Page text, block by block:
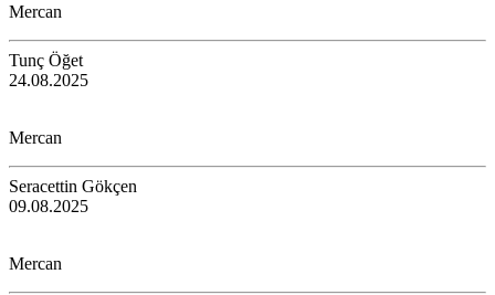
Mercan
Tunç Öğet
24.08.2025
Mercan
Seracettin Gökçen
09.08.2025
Mercan